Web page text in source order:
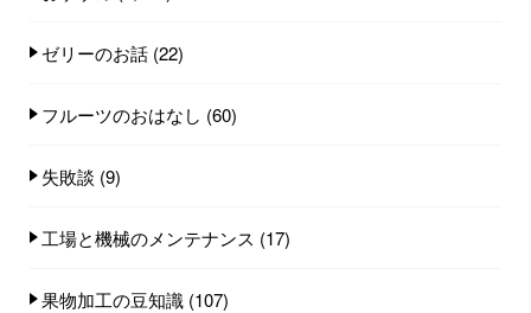
ゼリーのお話 (22)
フルーツのおはなし (60)
失敗談 (9)
工場と機械のメンテナンス (17)
果物加工の豆知識 (107)